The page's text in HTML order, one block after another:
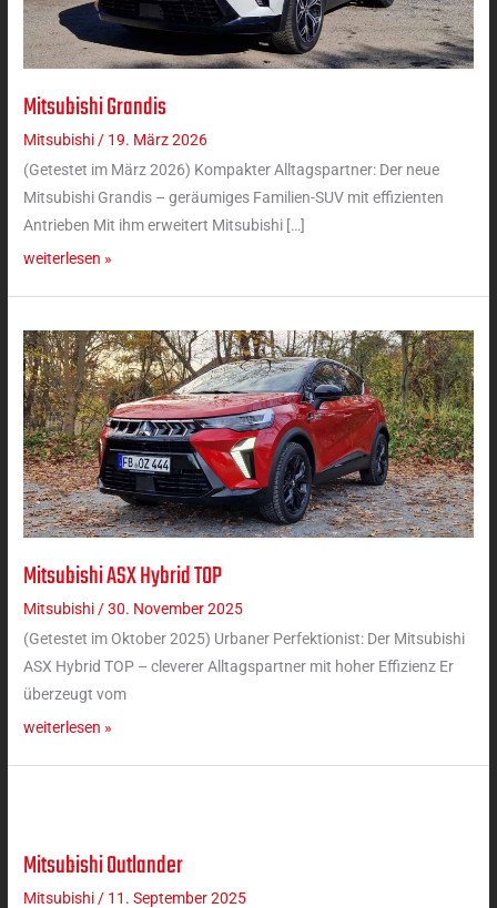
Mitsubishi Grandis
Mitsubishi / 19. März 2026
(Getestet im März 2026) Kompakter Alltagspartner: Der neue
Mitsubishi Grandis – geräumiges Familien-SUV mit effizienten
Antrieben Mit ihm erweitert Mitsubishi […]
Mitsubishi
Grandis
weiterlesen »
Mitsubishi ASX Hybrid TOP
Mitsubishi /30. November 2025
(Getestet im Oktober 2025) Urbaner Perfektionist: Der Mitsubishi
ASX Hybrid TOP – cleverer Alltagspartner mit hoher Effizienz Er
überzeugt vom
Mitsubishi
ASX
Hybrid
weiterlesen »
Mitsubishi Outlander
Mitsubishi / 11. September 2025
Mitsubishi
Outlander